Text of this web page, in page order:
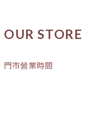
OUR STORE
門市營業時間